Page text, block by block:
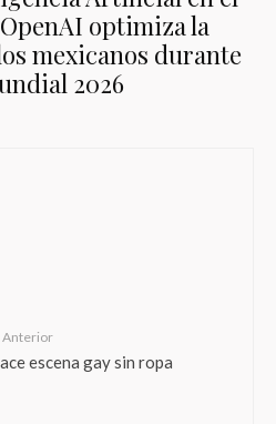
optimiza la
mexicanos durante
2026
Anterior
escena gay sin ropa